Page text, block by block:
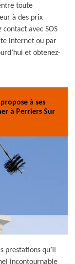
toute
à des prix
contact avec SOS
internet ou par
et obtenez-
à ses
à Perriers Sur
prestations qu’il
incontournable